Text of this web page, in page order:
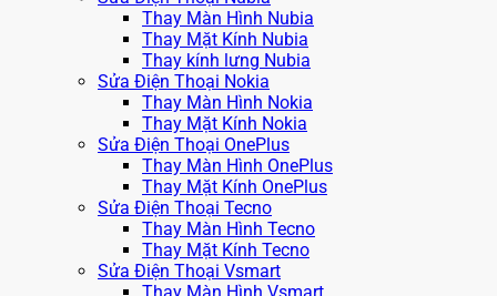
Thay Màn Hình Nubia
Thay Mặt Kính Nubia
Thay kính lưng Nubia
Sửa Điện Thoại Nokia
Thay Màn Hình Nokia
Thay Mặt Kính Nokia
Sửa Điện Thoại OnePlus
Thay Màn Hình OnePlus
Thay Mặt Kính OnePlus
Sửa Điện Thoại Tecno
Thay Màn Hình Tecno
Thay Mặt Kính Tecno
Sửa Điện Thoại Vsmart